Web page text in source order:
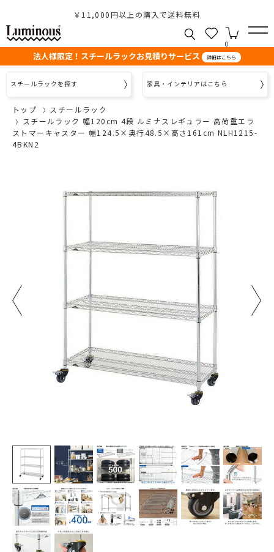
￥11,000円以上の購入で送料無料
0
法人様限定！スチールラックお見積りサービス 詳細はこちら
スチールラックを探す 家具・インテリアはこちら
トップ
スチールラック
スチールラック 幅120cm 4段 ルミナスレギュラー 高荷重エラ
ストマーキャスター 幅124.5×奥行48.5×高さ161cm NLH1215-
4BKN2